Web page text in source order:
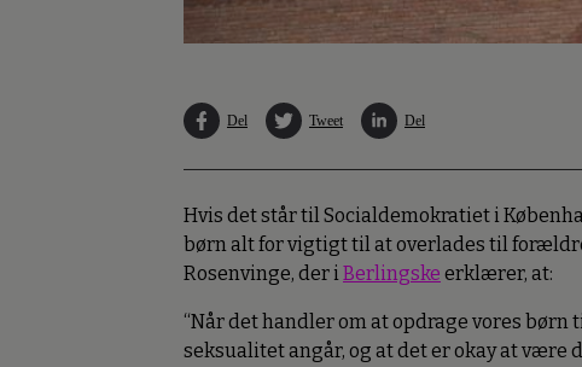
Del Tweet Del
Hvis det står til Socialdemokratiet i
børn alt for vigtigt til at overlades til
Rosenvinge, der iBerlingske erklærer, at:
“Når det handler om at opdrage vores
seksualitet angår, og at det er okay at være